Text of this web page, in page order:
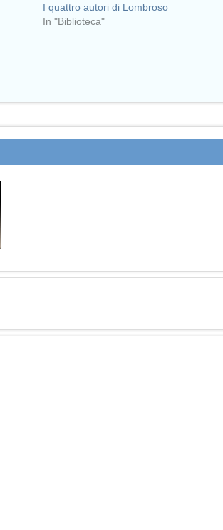
I quattro autori di Lombroso
In "Biblioteca"